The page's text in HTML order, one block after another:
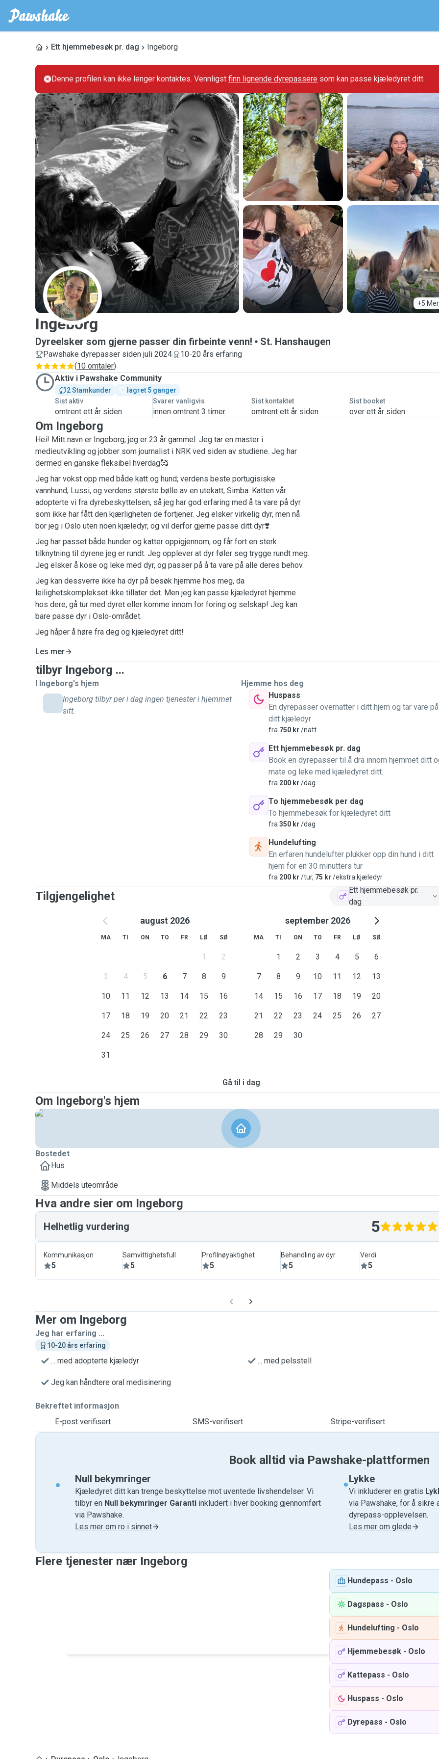
Ett hjemmebesøk pr. dag Ingeborg
Denne profilen kan ikke lenger kontaktes. Vennligst finn lignende dyrepassere som kan passe kjæledyret ditt.
+5 Mer
I
Ingeborg
Dyreelsker som gjerne passer din firbeinte venn! St. Hanshaugen
Pawshake dyrepasser siden juli 2024
10-20 års erfaring
(10 omtaler)
Aktiv i Pawshake Community
2 Stamkunder
lagret 5 ganger
Sist aktiv
omtrent ett år siden
Svarer vanligvis
innen omtrent 3 timer
Sist kontaktet
omtrent ett år siden
Sist booket
over ett år siden
Om Ingeborg
Hei! Mitt navn er Ingeborg, jeg er 23 år gammel. Jeg tar en master i
medieutvikling og jobber som journalist i NRK ved siden av studiene. Jeg har
dermed en ganske fleksibel hverdag🥰
Jeg har vokst opp med både katt og hund; verdens beste portugisiske
vannhund, Lussi, og verdens største bølle av en utekatt, Simba. Katten vår
adopterte vi fra dyrebeskyttelsen, så jeg har god erfaring med å ta vare på dyr
som ikke har fått den kjærligheten de fortjener. Jeg elsker virkelig dyr, men nå
bor jeg i Oslo uten noen kjæledyr, og vil derfor gjerne passe ditt dyr❣️
Jeg har passet både hunder og katter oppigjennom, og får fort en sterk
tilknytning til dyrene jeg er rundt. Jeg opplever at dyr føler seg trygge rundt meg.
Jeg elsker å kose og leke med dyr, og passer på å ta vare på alle deres behov.
Jeg kan dessverre ikke ha dyr på besøk hjemme hos meg, da
leilighetskomplekset ikke tillater det. Men jeg kan passe kjæledyret hjemme
hos dere, gå tur med dyret eller komme innom for foring og selskap! Jeg kan
bare passe dyr i Oslo-området.
Jeg håper å høre fra deg og kjæledyret ditt!
Les mer
tilbyr Ingeborg ...
I Ingeborg's hjem
Ingeborg tilbyr per i dag ingen tjenester i hjemmet
sitt.
Hjemme hos deg
Huspass
En dyrepasser overnatter i ditt hjem og tar vare på
ditt kjæledyr
fra 750 kr /natt
Ett hjemmebesøk pr. dag
Book en dyrepasser til å dra innom hjemmet ditt
mate og leke med kjæledyret ditt.
fra 200 kr /dag
To hjemmebesøk per dag
To hjemmebesøk for kjæledyret ditt
fra 350 kr /dag
Hundelufting
En erfaren hundelufter plukker opp din hund i ditt
hjem for en 30 minutters tur
fra 200 kr /tur, 75 kr /ekstra kjæledyr
Tilgjengelighet
Ett hjemmebesøk pr.
dag
august 2026
MA TI ON TO FR LØ SØ
1 2
3 4 5 6 7 8 9
10 11 12 13 14 15 16
17 18 19 20 21 22 23
24 25 26 27 28 29 30
31
september 2026
MA TI ON TO FR LØ SØ
1 2 3 4 5 6
7 8 9 10 11 12 13
14 15 16 17 18 19 20
21 22 23 24 25 26 27
28 29 30
Gå til i dag
Om Ingeborg's hjem
Bostedet
Hus
Middels uteområde
Hva andre sier om Ingeborg
Helhetlig vurdering 5
Kommunikasjon
5
Samvittighetsfull
5
Profilnøyaktighet
5
Behandling av dyr
5
Verdi
5
Mer om Ingeborg
Jeg har erfaring ...
10-20 års erfaring
... med adopterte kjæledyr ... med pelsstell
Jeg kan håndtere oral medisinering
Bekreftet informasjon
E-post verifisert
SMS-verifisert Stripe-verifisert
Book alltid via Pawshake-plattformen
Null bekymringer
Kjæledyret ditt kan trenge beskyttelse mot uventede livshendelser. Vi
tilbyr en Null bekymringer Garanti inkludert i hver booking gjennomført
via Pawshake.
Les mer om ro i sinnet
Lykke
Vi inkluderer en gratis
via Pawshake, for å
dyrepass-opplevelsen.
Les mer om glede
Flere tjenester nær Ingeborg
Hundepass - Oslo
Dagspass - Oslo
Hundelufting - Oslo
Hjemmebesøk - Oslo
Kattepass - Oslo
Huspass - Oslo
Dyrepass - Oslo